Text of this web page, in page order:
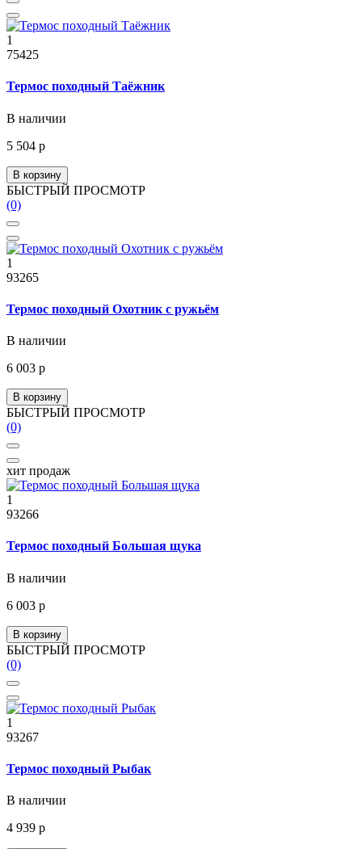
1
75425
Термос походный Таёжник
В наличии
5 504 р
В корзину
БЫСТРЫЙ ПРОСМОТР
(0)
1
93265
Термос походный Охотник с ружьём
В наличии
6 003 р
В корзину
БЫСТРЫЙ ПРОСМОТР
(0)
хит продаж
1
93266
Термос походный Большая щука
В наличии
6 003 р
В корзину
БЫСТРЫЙ ПРОСМОТР
(0)
1
93267
Термос походный Рыбак
В наличии
4 939 р